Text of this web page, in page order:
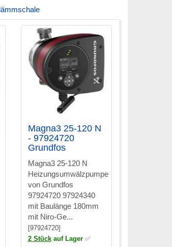
Magna3 25-120 N
- 97924720
Grundfos
Magna3 25-120 N
Heizungsumwälzpumpe
von Grundfos
97924720 97924340
mit Baulänge 180mm
mit Niro-Ge...
[97924720]
2 Stückauf Lager✅